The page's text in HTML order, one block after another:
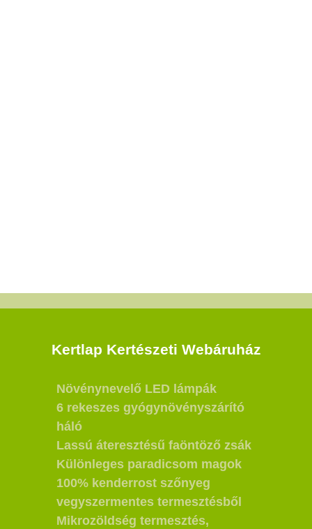
Kertlap Kertészeti Webáruház
Növénynevelő LED lámpák
6 rekeszes gyógynövényszárító
háló
Lassú áteresztésű faöntöző zsák
Különleges paradicsom magok
100% kenderrost szőnyeg
vegyszermentes termesztésből
Mikrozöldség termesztés,